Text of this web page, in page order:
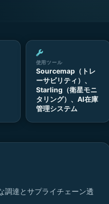
使用ツール
Sourcemap（トレ
ーサビリティ）、
Starling（衛星モニ
タリング）、AI在庫
管理システム
達とサプライチェーン透